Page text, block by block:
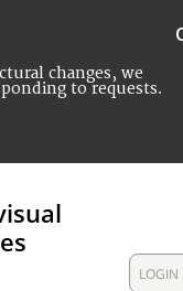
changes, we
to requests.
LOGIN